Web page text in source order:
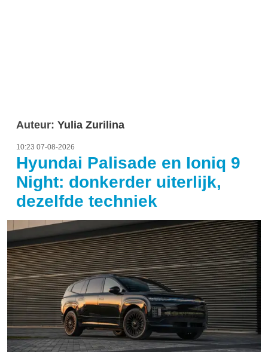
Auteur: Yulia Zurilina
10:23 07-08-2026
Hyundai Palisade en Ioniq 9
Night: donkerder uiterlijk,
dezelfde techniek